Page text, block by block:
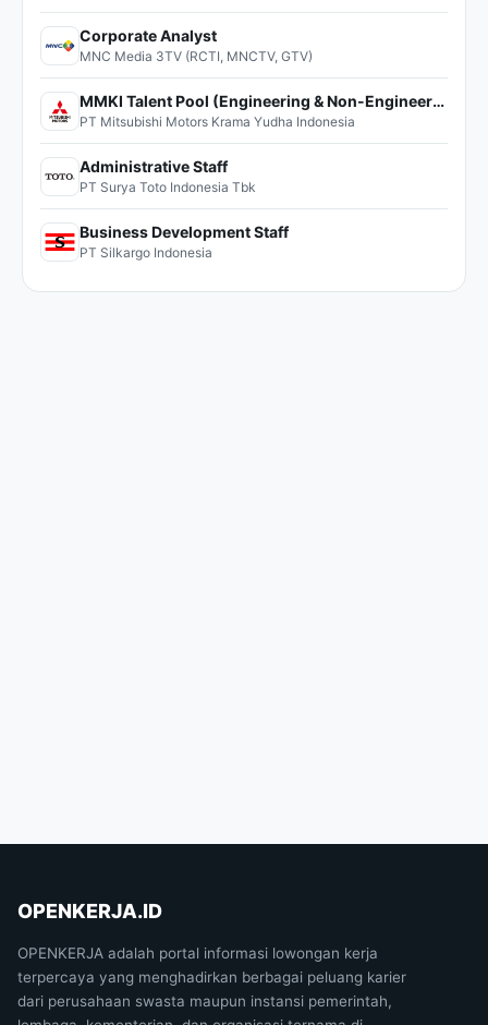
Corporate Analyst
MNC Media 3TV (RCTI, MNCTV, GTV)
MMKI Talent Pool (Engineering & Non-Engineering)
PT Mitsubishi Motors Krama Yudha Indonesia
Administrative Staff
PT Surya Toto Indonesia Tbk
Business Development Staff
PT Silkargo Indonesia
OPENKERJA.ID
OPENKERJA adalah portal informasi lowongan kerja
terpercaya yang menghadirkan berbagai peluang karier
dari perusahaan swasta maupun instansi pemerintah,